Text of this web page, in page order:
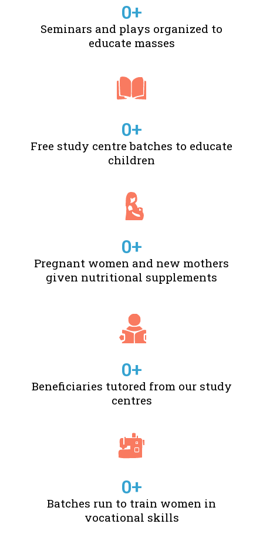
Seminars and plays organized to
educate masses
0+
Free study centre batches to educate
children
0+
Pregnant women and new mothers
given nutritional supplements
0+
Beneficiaries tutored from our study
centres
0+
Batches run to train women in
vocational skills
0+